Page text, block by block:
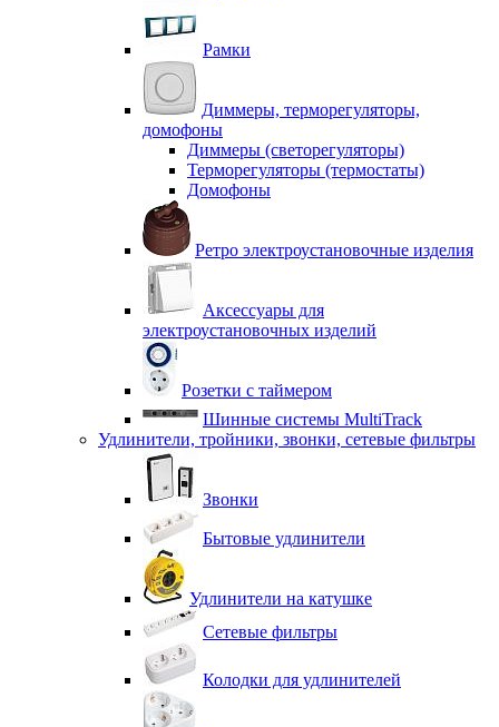
Рамки
Диммеры, терморегуляторы,
домофоны
Диммеры (светорегуляторы)
Терморегуляторы (термостаты)
Домофоны
Ретро электроустановочные изделия
Аксессуары для
электроустановочных изделий
Розетки с таймером
Шинные системы MultiTrack
Удлинители, тройники, звонки, сетевые фильтры
Звонки
Бытовые удлинители
Удлинители на катушке
Сетевые фильтры
Колодки для удлинителей